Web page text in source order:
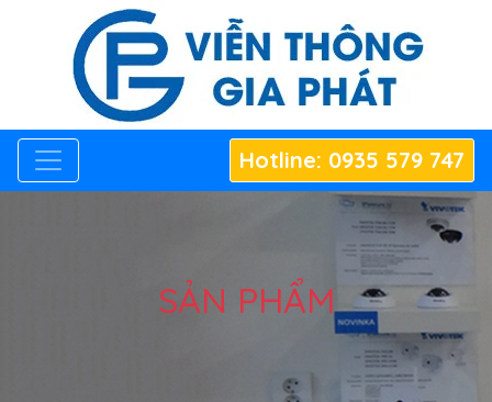
Hotline: 0935 579 747
SẢN PHẨM